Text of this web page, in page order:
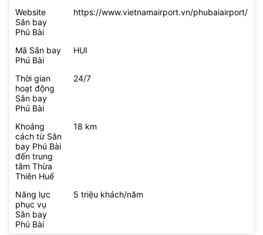
Website
Sân bay
Phú Bài
https://www.vietnamairport.vn/phubaiairport/
Mã Sân bay
Phú Bài
HUI
Thời gian
hoạt động
Sân bay
Phú Bài
24/7
Khoảng
cách từ Sân
bay Phú Bài
đến trung
tâm Thừa
Thiên Huế
18 km
Năng lực
phục vụ
Sân bay
Phú Bài
5 triệu khách/năm